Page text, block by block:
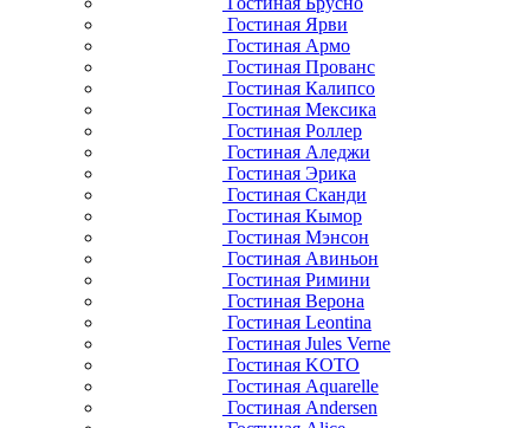
Гостиная Ярви
Гостиная Армо
Гостиная Прованс
Гостиная Калипсо
Гостиная Мексика
Гостиная Роллер
Гостиная Аледжи
Гостиная Эрика
Гостиная Сканди
Гостиная Кымор
Гостиная Мэнсон
Гостиная Авиньон
Гостиная Римини
Гостиная Верона
Гостиная Leontina
Гостиная Jules Verne
Гостиная KOTO
Гостиная Aquarelle
Гостиная Andersen